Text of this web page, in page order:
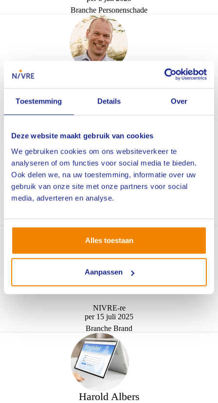
Toestemming Details Over
Deze website maakt gebruik van cookies
We gebruiken cookies om ons websiteverkeer te
analyseren of om functies voor social media te bieden.
Ook delen we, na uw toestemming, informatie over uw
gebruik van onze site met onze partners voor social
media, adverteren en analyse.
Alles toestaan
Aanpassen
Branche Personenschade
per 8 juli 2025
Branche Motorvoertuigen
Ferry Verhulst
Kandidaat NIVRE-re
Ruben Slot
NIVRE-re
per 15 juli 2025
Branche Brand
Harold Albers